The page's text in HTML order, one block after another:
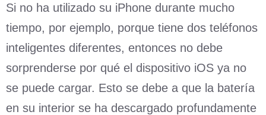
Si no ha utilizado su iPhone durante mucho
tiempo, por ejemplo, porque tiene dos teléfonos
inteligentes diferentes, entonces no debe
sorprenderse por qué el dispositivo iOS ya no
se puede cargar. Esto se debe a que la batería
en su interior se ha descargado profundamente